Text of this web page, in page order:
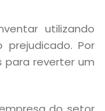
utilizando
Por
para reverter um